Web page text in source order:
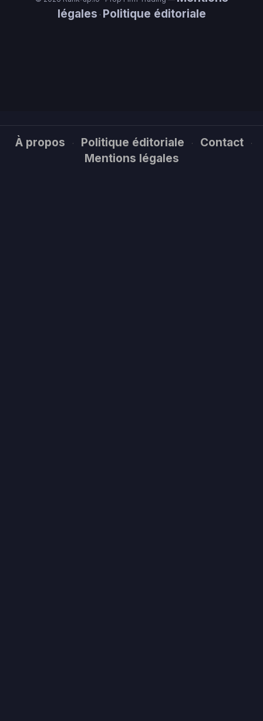
légales · Politique éditoriale
À propos · Politique éditoriale · Contact ·
Mentions légales